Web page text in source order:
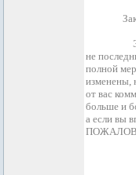
не
полной
изменены,
от вас
больше и
а если вы